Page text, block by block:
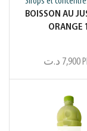
BOISSON AU
ORANGE
7,900 د.ت